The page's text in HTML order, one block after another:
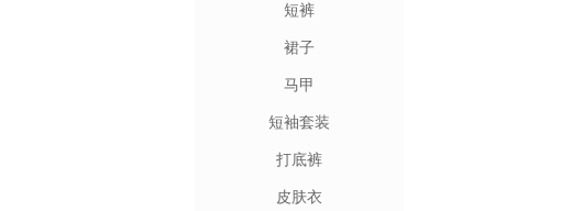
短裤
裙子
马甲
短袖套装
打底裤
皮肤衣